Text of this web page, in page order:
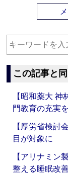
この記事と
【昭和薬大
門教育の充実を
【厚労省検討
目が対象に
【アリナミン
整える睡眠改